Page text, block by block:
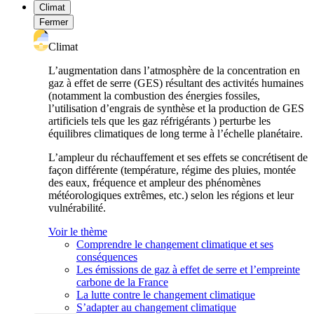
Climat
Fermer
Climat
L’augmentation dans l’atmosphère de la concentration en
gaz à effet de serre (GES) résultant des activités humaines
(notamment la combustion des énergies fossiles,
l’utilisation d’engrais de synthèse et la production de GES
artificiels tels que les gaz réfrigérants ) perturbe les
équilibres climatiques de long terme à l’échelle planétaire.
L’ampleur du réchauffement et ses effets se concrétisent de
façon différente (température, régime des pluies, montée
des eaux, fréquence et ampleur des phénomènes
météorologiques extrêmes, etc.) selon les régions et leur
vulnérabilité.
Voir le thème
Comprendre le changement climatique et ses
conséquences
Les émissions de gaz à effet de serre et l’empreinte
carbone de la France
La lutte contre le changement climatique
S’adapter au changement climatique